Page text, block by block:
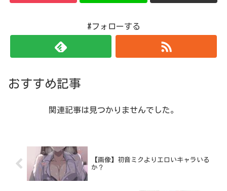
#フォローする
おすすめ記事
関連記事は見つかりませんでした。
【画像】初音ミクよりエロいキャラいる
か？